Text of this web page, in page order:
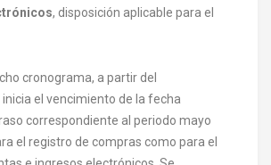
, disposición aplicable para el
cronograma, a partir del
inicia el vencimiento de la fecha
correspondiente al periodo mayo
el registro de compras como para el